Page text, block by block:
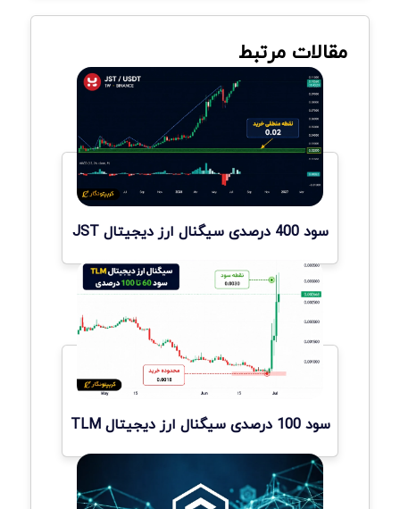
مقالات مرتبط
سود 400 درصدی سیگنال ارز دیجیتال JST
سود 100 درصدی سیگنال ارز دیجیتال TLM